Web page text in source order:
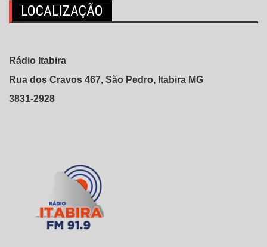
LOCALIZAÇÃO
Rádio Itabira
Rua dos Cravos 467, São Pedro, Itabira MG
3831-2928